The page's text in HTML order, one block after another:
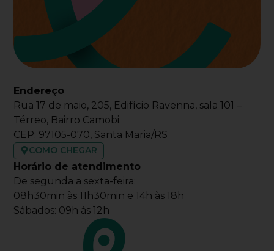
Endereço
Rua 17 de maio, 205, Edifício Ravenna, sala 101 –
Térreo, Bairro Camobi.
CEP: 97105-070, Santa Maria/RS
COMO CHEGAR
Horário de atendimento
De segunda a sexta-feira:
08h30min às 11h30min e 14h às 18h
Sábados: 09h às 12h